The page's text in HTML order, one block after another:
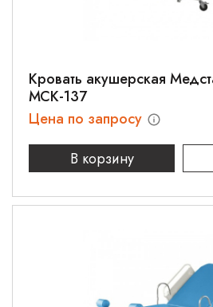
Кровать акушерская
МСК-137
Цена по запросу
В корзину